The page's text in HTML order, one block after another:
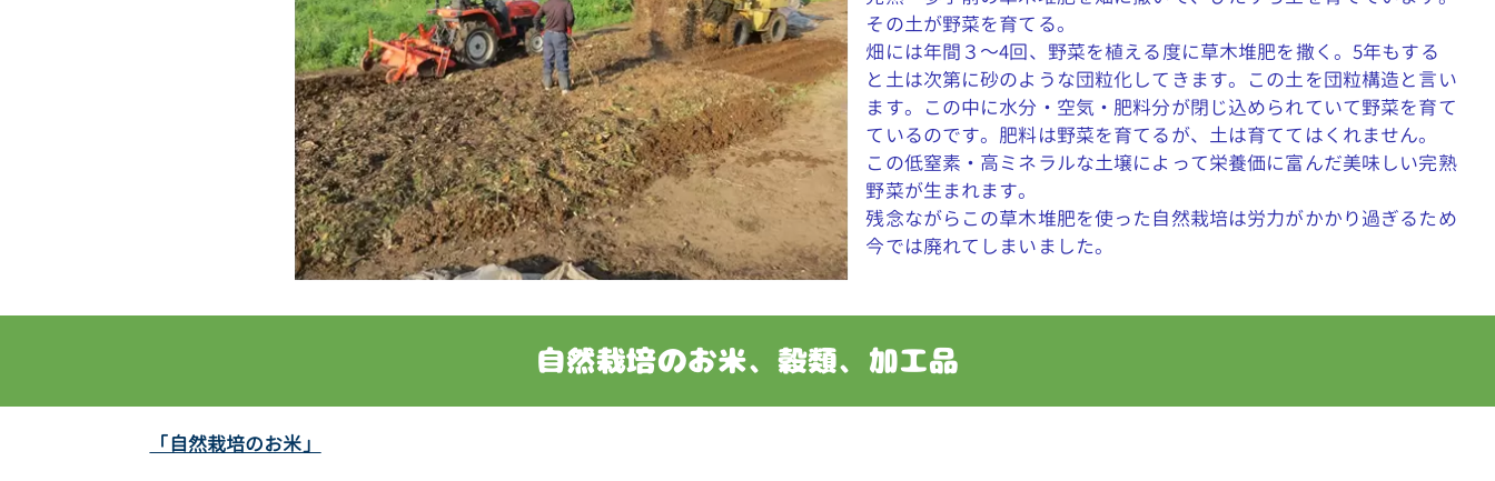
その土が野菜を育てる。
畑には年間３～4回、野菜を植える度に草木堆肥を撒く。5年もする
と土は次第に砂のような団粒化してきます。この土を団粒構造と言い
ます。この中に水分・空気・肥料分が閉じ込められていて野菜を育て
ているのです。肥料は野菜を育てるが、土は育ててはくれません。
この低窒素・高ミネラルな土壌によって栄養価に富んだ美味しい完熟
野菜が生まれます。
残念ながらこの草木堆肥を使った自然栽培は労力がかかり過ぎるため
今では廃れてしまいました。
自然栽培のお米、穀類、加工品
「自然栽培のお米」